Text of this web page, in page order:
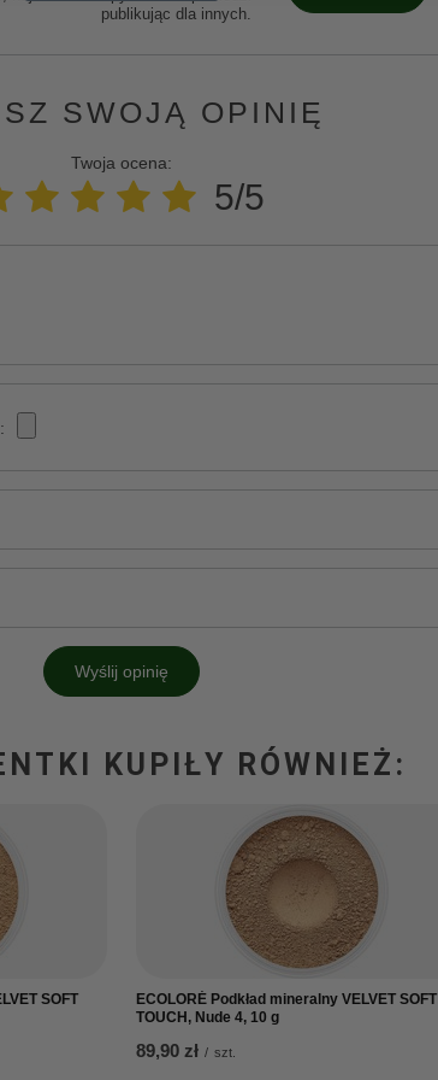
publikując dla innych.
SWOJĄ OPINIĘ
Twoja ocena:
5/5
Wyślij opinię
KUPIŁY RÓWNIEŻ:
SOFT
ECOLORÉ Podkład mineralny VELVET SOFT
TOUCH, Nude 4, 10 g
89,90 zł / szt.